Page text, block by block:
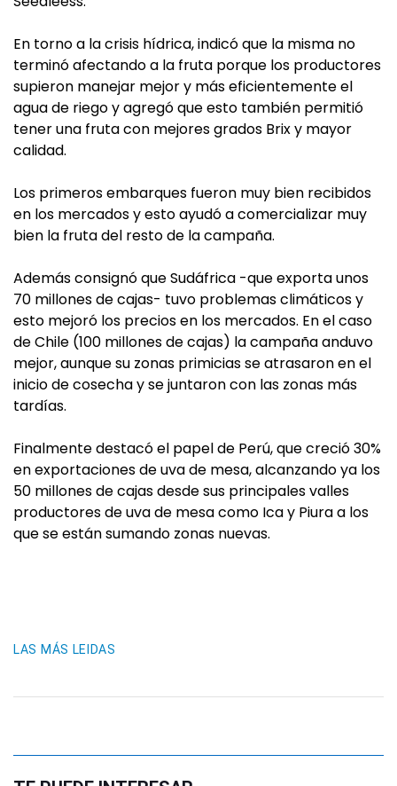
En torno a la crisis hídrica, indicó que la misma no
terminó afectando a la fruta porque los productores
supieron manejar mejor y más eficientemente el
agua de riego y agregó que esto también permitió
tener una fruta con mejores grados Brix y mayor
calidad.
Los primeros embarques fueron muy bien recibidos
en los mercados y esto ayudó a comercializar muy
bien la fruta del resto de la campaña.
Además consignó que Sudáfrica -que exporta unos
70 millones de cajas- tuvo problemas climáticos y
esto mejoró los precios en los mercados. En el caso
de Chile (100 millones de cajas) la campaña anduvo
mejor, aunque su zonas primicias se atrasaron en el
inicio de cosecha y se juntaron con las zonas más
tardías.
Finalmente destacó el papel de Perú, que creció 30%
en exportaciones de uva de mesa, alcanzando ya los
50 millones de cajas desde sus principales valles
productores de uva de mesa como Ica y Piura a los
que se están sumando zonas nuevas.
LAS MÁS LEIDAS